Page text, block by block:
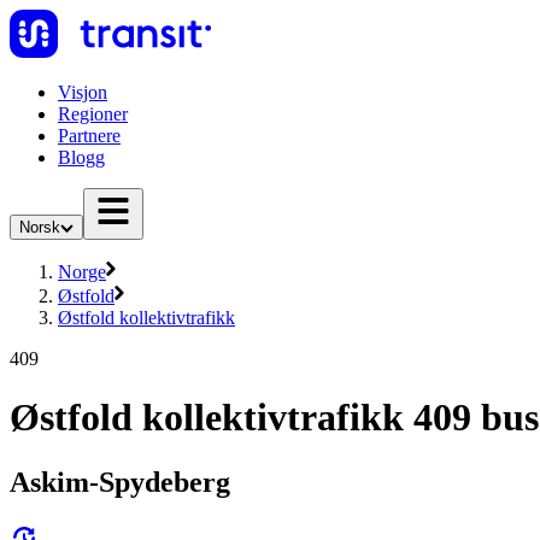
Visjon
Regioner
Partnere
Blogg
Norsk
Norge
Østfold
Østfold kollektivtrafikk
409
Østfold kollektivtrafikk 409
Askim-Spydeberg